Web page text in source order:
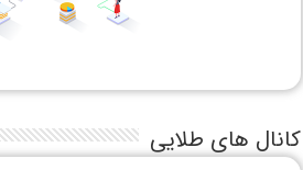
کانال های طلایی